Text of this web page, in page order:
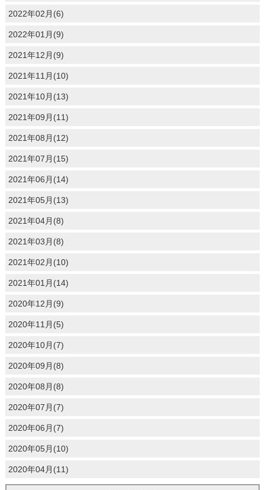
2022年02月(6)
2022年01月(9)
2021年12月(9)
2021年11月(10)
2021年10月(13)
2021年09月(11)
2021年08月(12)
2021年07月(15)
2021年06月(14)
2021年05月(13)
2021年04月(8)
2021年03月(8)
2021年02月(10)
2021年01月(14)
2020年12月(9)
2020年11月(5)
2020年10月(7)
2020年09月(8)
2020年08月(8)
2020年07月(7)
2020年06月(7)
2020年05月(10)
2020年04月(11)